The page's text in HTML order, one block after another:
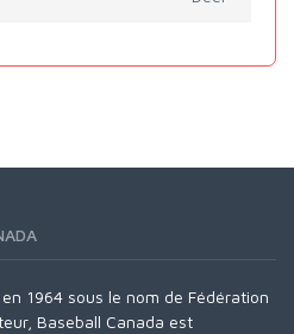
1964 sous le nom de Fédération
Baseball Canada est